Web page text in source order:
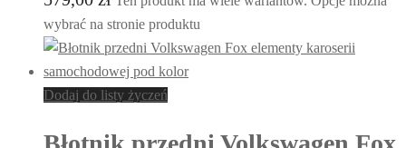
wybrać na stronie produktu
Dodaj do listy życzeń